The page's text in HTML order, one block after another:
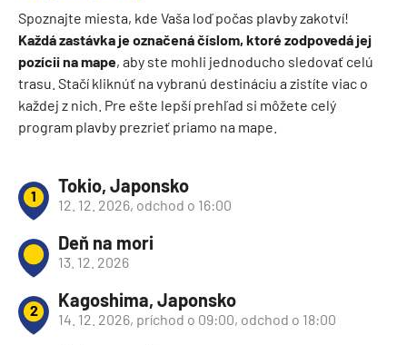
Spoznajte miesta, kde Vaša loď počas plavby zakotví!
Každá zastávka je označená číslom, ktoré zodpovedá jej
pozícii na mape, aby ste mohli jednoducho sledovať celú
trasu. Stačí kliknúť na vybranú destináciu a zistíte viac o
každej z nich. Pre ešte lepší prehľad si môžete celý
program plavby prezrieť priamo na mape.
1 Tokio, Japonsko
12. 12. 2026, odchod o 16:00
Deň na mori
13. 12. 2026
2 Kagoshima, Japonsko
14. 12. 2026, príchod o 09:00, odchod o 18:00